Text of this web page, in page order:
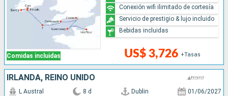
Comidas incluidas US$ 3,726 +Tasas
Conexión wifi ilimitado de cortesía
Servicio de prestigio & lujo incluido
Bebidas incluidas
IRLANDA, REINO UNIDO
L Austral 8 d Dublin 01/06/2027